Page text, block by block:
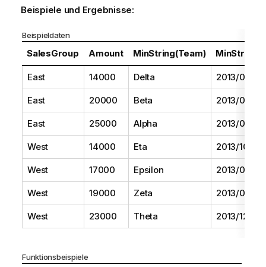
Beispiele und Ergebnisse:
Beispieldaten
SalesGroup Amount MinString(Team)
East 14000 Delta 2013/08/01
East 20000 Beta 2013/05/01
East 25000 Alpha 2013/07/01
West 14000 Eta 2013/10/01
West 17000 Epsilon 2013/09/01
West 19000 Zeta 2013/06/01
West 23000 Theta 2013/12/01
Funktionsbeispiele